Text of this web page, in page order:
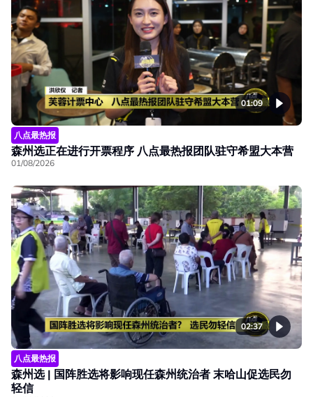
01:09
八点最热报
森州选正在进行开票程序 八点最热报团队驻守希盟大本营
01/08/2026
02:37
八点最热报
森州选 | 国阵胜选将影响现任森州统治者 末哈山促选民勿
轻信